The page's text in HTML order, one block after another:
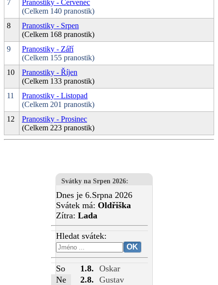
7
Pranostiky - Červenec
(Celkem 140 pranostik)
8
Pranostiky - Srpen
(Celkem 168 pranostik)
9
Pranostiky - Září
(Celkem 155 pranostik)
10
Pranostiky - Říjen
(Celkem 133 pranostik)
11
Pranostiky - Listopad
(Celkem 201 pranostik)
12
Pranostiky - Prosinec
(Celkem 223 pranostik)
Svátky na Srpen 2026:
Dnes je 6.Srpna 2026
Svátek má: Oldřiška
Zítra: Lada
Hledat svátek:
So 1.8. Oskar
Ne
2.8. Gustav